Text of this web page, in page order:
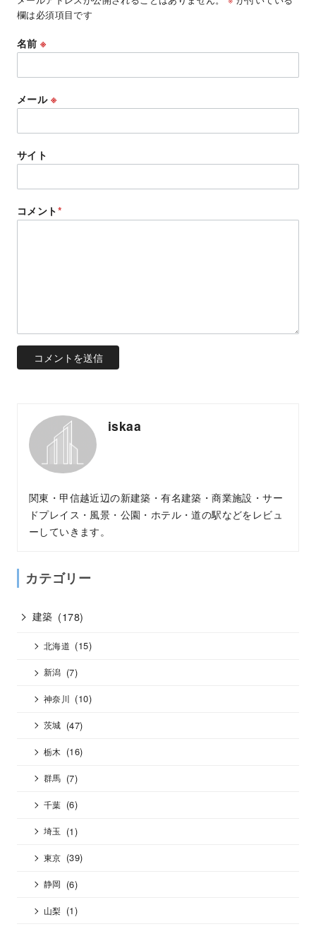
欄は必須項目です
名前※
メール ※
サイト
コメント*
iskaa
関東・甲信越近辺の新建築・有名建築・商業施設・サー
ドプレイス・風景・公園・ホテル・道の駅などをレビュ
ーしていきます。
カテゴリー
建築 (178)
北海道 (15)
新潟 (7)
神奈川 (10)
茨城 (47)
栃木 (16)
群馬 (7)
千葉 (6)
埼玉 (1)
東京 (39)
静岡 (6)
山梨 (1)